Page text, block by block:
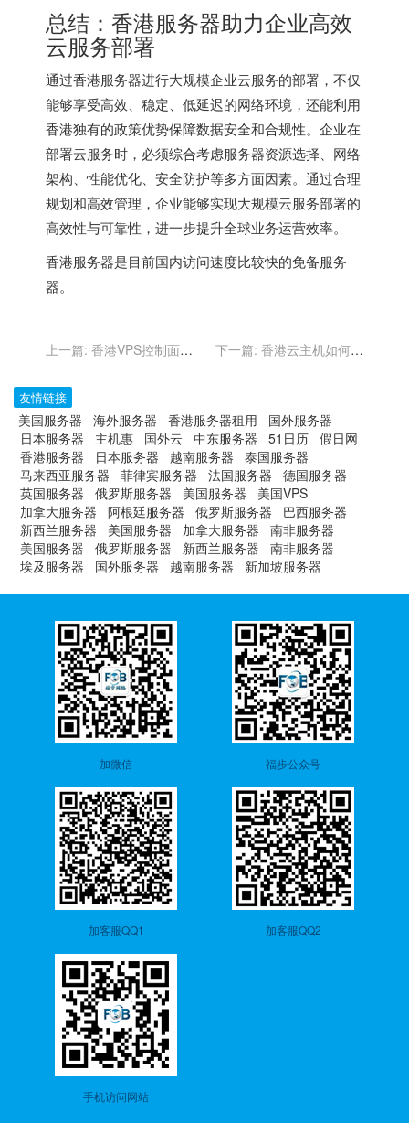
总结：香港服务器助力企业高效
云服务部署
通过香港服务器进行大规模企业云服务的部署，不仅
能够享受高效、稳定、低延迟的网络环境，还能利用
香港独有的政策优势保障数据安全和合规性。企业在
部署云服务时，必须综合考虑服务器资源选择、网络
架构、性能优化、安全防护等多方面因素。通过合理
规划和高效管理，企业能够实现大规模云服务部署的
高效性与可靠性，进一步提升全球业务运营效率。
香港服务器是目前国内访问速度比较快的免备服务
器。
上一篇: 香港VPS控制面板
下一篇: 香港云主机如何备
友情链接
美国服务器 海外服务器 香港服务器租用
国外服务器
日本服务器
主机惠 国外云 中东服务器 51日历 假日网
香港服务器
日本服务器 越南服务器
泰国服务器
马来西亚服务器
菲律宾服务器 法国服务器
德国服务器
英国服务器
俄罗斯服务器 美国服务器
美国VPS
加拿大服务器
阿根廷服务器 俄罗斯服务器
巴西服务器
新西兰服务器
美国服务器 加拿大服务器
南非服务器
美国服务器
俄罗斯服务器 新西兰服务器
南非服务器
埃及服务器
国外服务器 越南服务器 新加坡服务器
加微信 福步公众号
加客服QQ1 加客服QQ2
手机访问网站